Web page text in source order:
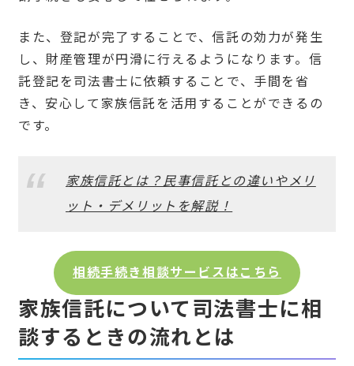
また、登記が完了することで、信託の効力が発生
し、財産管理が円滑に行えるようになります。信
託登記を司法書士に依頼することで、手間を省
き、安心して家族信託を活用することができるの
です。
家族信託とは？民事信託との違いやメリ
ット・デメリットを解説！
相続手続き相談サービスはこちら
家族信託について司法書士に相
談するときの流れとは